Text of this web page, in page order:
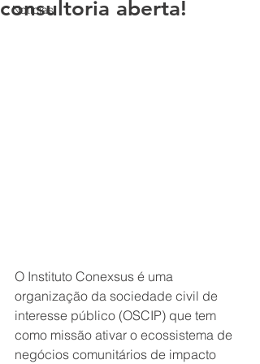
Notícias
consultoria aberta!
O Instituto Conexsus é uma
organização da sociedade civil de
interesse público (OSCIP) que tem
como missão ativar o ecossistema de
negócios comunitários de impacto